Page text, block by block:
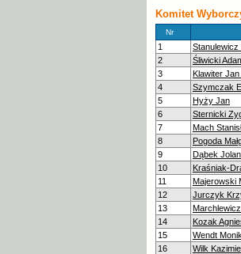
Komitet
Nr
1
2
Śliwicki
3
Klawiter Jan
4
Szymczak
5
Hyży Jan
6
Sternicki
7
Mach
8
Pogoda
9
Dąbek
10
Kraśniak-
11
Majerowski
12
Jurczyk
13
14
Kozak
15
Wendt
16
Wilk